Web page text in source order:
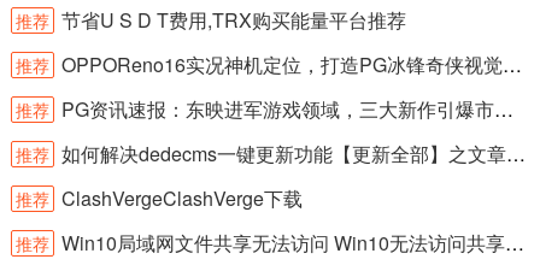
推荐 节省U S D T费用,TRX购买能量平台推荐
推荐 OPPOReno16实况神机定位，打造PG冰锋奇侠视觉体验
推荐 PG资讯速报：东映进军游戏领域，三大新作引爆市场关注
推荐 如何解决dedecms一键更新功能【更新全部】之文章不能全部更新bug问题
推荐 ClashVergeClashVerge下载
推荐 Win10局域网文件共享无法访问 Win10无法访问共享文件夹怎么办